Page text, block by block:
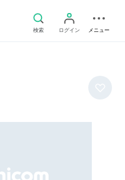
検索 ログイン メニュー